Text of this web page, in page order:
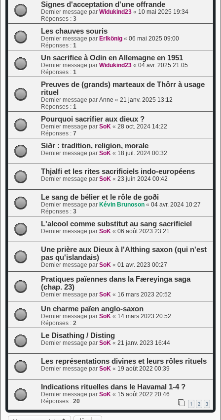
Signes d'acceptation d'une offrande
Dernier message par Widukind23 « 10 mai 2025 19:34
Réponses : 3
Les chauves souris
Dernier message par Erlkönig « 06 mai 2025 09:00
Réponses : 1
Un sacrifice à Odin en Allemagne en 1951
Dernier message par Widukind23 « 04 avr. 2025 21:05
Réponses : 1
Preuves de (grands) marteaux de Thôrr à usage
rituel
Dernier message par Anne « 21 janv. 2025 13:12
Réponses : 1
Pourquoi sacrifier aux dieux ?
Dernier message par SoK « 28 oct. 2024 14:22
Réponses : 7
Siðr : tradition, religion, morale
Dernier message par SoK « 18 juil. 2024 00:32
Thjalfi et les rites sacrificiels indo-européens
Dernier message par SoK « 23 juin 2024 00:42
Le sang de bélier et le rôle de goði
Dernier message par Kévin Brunoson « 04 avr. 2024 10:27
Réponses : 3
L'alcool comme substitut au sang sacrificiel
Dernier message par SoK « 06 août 2023 23:21
Une prière aux Dieux à l'Althing saxon (qui n'est
pas qu'islandais)
Dernier message par SoK « 01 avr. 2023 00:27
Pratiques païennes dans la Færeyinga saga
(chap. 23)
Dernier message par SoK « 16 mars 2023 20:52
Un charme païen anglo-saxon
Dernier message par SoK « 14 mars 2023 20:52
Réponses : 2
Le Disathing / Disting
Dernier message par SoK « 21 janv. 2023 16:44
Les représentations divines et leurs rôles rituels
Dernier message par SoK « 19 août 2022 00:39
Indications rituelles dans le Havamal 1-4 ?
Dernier message par SoK « 15 août 2022 20:46
Réponses : 20 1 2 3